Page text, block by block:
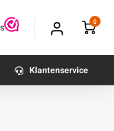
0
Klantenservice